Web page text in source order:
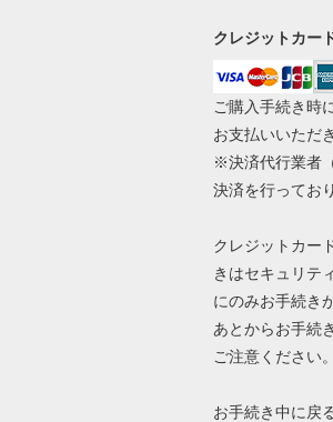
クレジットカー
ご購入手続き時
お支払いいただ
※決済代行業者
決済を行ってお
クレジットカー
きはセキュリテ
にのみお手続き
あとからお手続
ご注意ください。
お手続き中に戻